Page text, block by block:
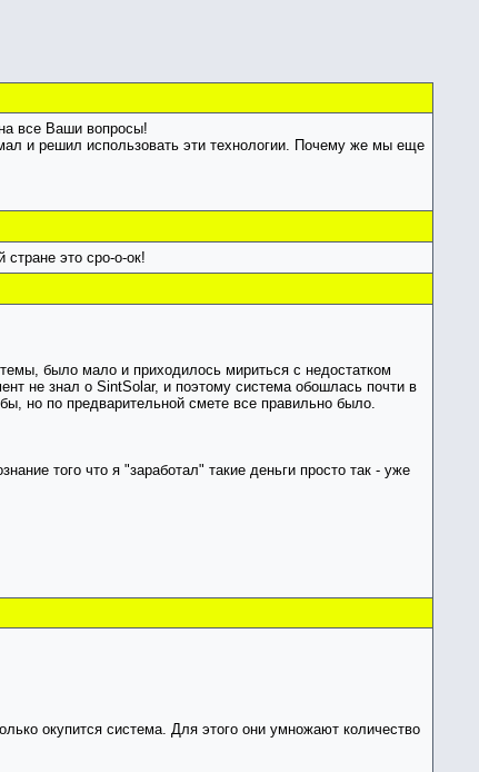
все Ваши вопросы!
и решил использовать эти технологии. Почему же мы еще
это сро-о-ок!
было мало и приходилось мириться с недостатком
не знал о SintSolar, и поэтому система обошлась почти в
но по предварительной смете все правильно было.
того что я "заработал" такие деньги просто так - уже
окупится система. Для этого они умножают количество